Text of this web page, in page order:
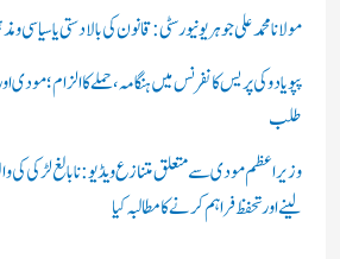
مولانا محمد علی جوہر یونیورسٹی: قانون کی بالادستی یا
پپو یادو کی پریس کانفرنس میں ہنگامہ، حملے کا الزام؛
طلب
وزیر اعظم مودی سے متعلق متنازع ویڈیو: نابالغ لڑکی
لینے اور تحفظ فراہم کرنے کا مطالبہ کیا